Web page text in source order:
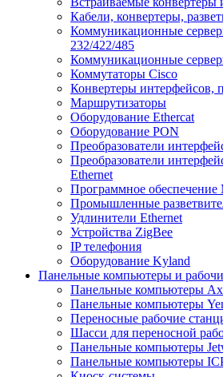
Кабели, конвертеры,
Коммуникационные
232/422/485
Коммуникационные
Коммутаторы Cisco
Конвертеры интерфейсов,
Маршрутизаторы
Оборудование Ethercat
Оборудование PON
Преобразователи
Преобразователи
Ethernet
Программное
Промышленные
Удлинители Ethernet
Устройства ZigBee
IP телефония
Оборудование Kyland
Панельные компьютеры и
Панельные компьютеры
Панельные компьютеры
Переносные рабочие
Шасси для переносной
Панельные компьютеры
Панельные компьютеры